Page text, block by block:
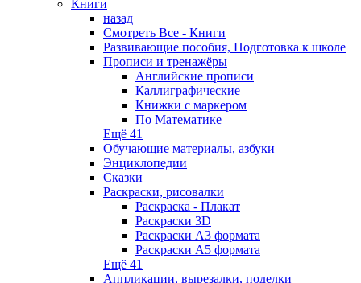
Книги
назад
Смотреть Все - Книги
Развивающие пособия, Подготовка к школе
Прописи и тренажёры
Английские прописи
Каллиграфические
Книжки с маркером
По Математике
Ещё 41
Обучающие материалы, азбуки
Энциклопедии
Сказки
Раскраски, рисовалки
Раскраска - Плакат
Раскраски 3D
Раскраски А3 формата
Раскраски А5 формата
Ещё 41
Аппликации, вырезалки, поделки